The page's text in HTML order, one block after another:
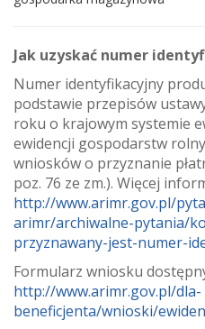
Jak uzyskać numer
Numer identyfikacyjny
podstawie przepisów
roku o krajowym systemie
ewidencji gospodarstw
wniosków o przyznanie
poz. 76 ze zm.). Więcej
http://www.arimr.gov.pl/
arimr/archiwalne-pytania/
przyznawany-jest-numer-
Formularz wniosku
http://www.arimr.gov.pl/dla-
beneficjenta/wnioski/